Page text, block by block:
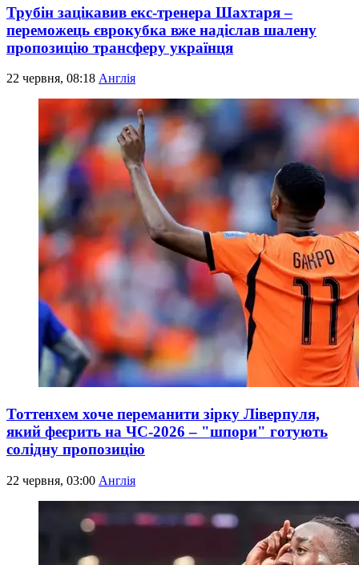
Трубін зацікавив екс-тренера Шахтаря –
переможець єврокубка вже надіслав шалену
пропозицію трансферу українця
22 червня, 08:18 Англія
Тоттенхем хоче переманити зірку Ліверпуля,
який феєрить на ЧС-2026 – "шпори" готують
солідну пропозицію
22 червня, 03:00 Англія